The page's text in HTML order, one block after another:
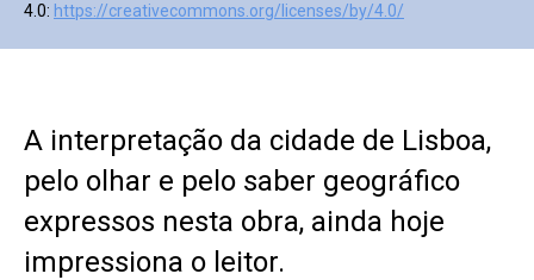
4.0: https://creativecommons.org/licenses/by/4.0/
A interpretação da cidade de Lisboa,
pelo olhar e pelo saber geográfico
expressos nesta obra, ainda hoje
impressiona o leitor.